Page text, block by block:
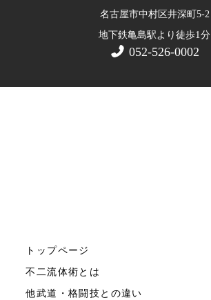
名古屋市中村区井深町5-2
地下鉄亀島駅より徒歩1 分
052-526-0002
トップページ
不二流体術とは
他武道・格闘技との違い